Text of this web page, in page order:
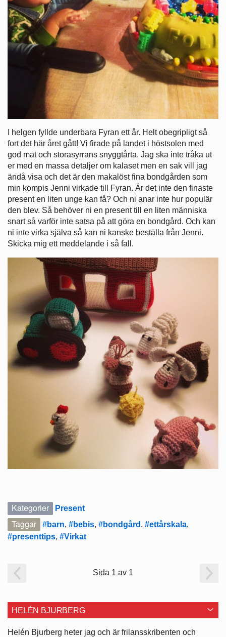
I helgen fyllde underbara Fyran ett år. Helt obegripligt så
fort det här året gått! Vi firade på landet i höstsolen med
god mat och storasyrrans snyggtårta. Jag ska inte tråka ut
er med en massa detaljer om kalaset men en sak vill jag
ändå visa och det är den makalöst fina bondgården som
min kompis Jenni virkade till Fyran. Är det inte den finaste
present en liten unge kan få? Och ni anar inte hur populär
den blev. Så behöver ni en present till en liten människa
snart så varför inte satsa på att göra en bondgård. Och kan
ni inte virka själva så kan ni kanske beställa från Jenni.
Skicka mig ett meddelande i så fall.
Kategorier Present
Taggar #barn, #bebis, #bondgård , #ettårskala,
#presenttips, #Virkat
Sida 1 av 1
HELÉN BJURBERG
Helén Bjurberg heter jag och är frilansskribenten och